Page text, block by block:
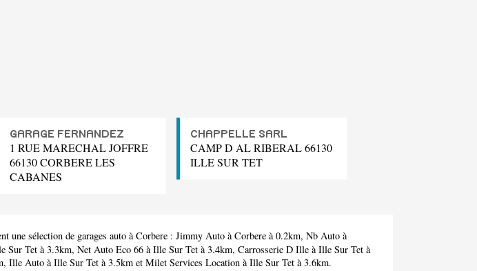
GARAGE FERNANDEZ
1 RUE MARECHAL JOFFRE
66130 CORBERE LES
CABANES
CHAPPELLE SARL
CAMP D AL RIBERAL 66130
ILLE SUR TET
une sélection de garages auto à Corbere : Jimmy Auto à Corbere à 0.2km, Nb Auto à
Sur Tet à 3.3km, Net Auto Eco 66 à Ille Sur Tet à 3.4km, Carrosserie D Ille à Ille Sur Tet à
Ille Auto à Ille Sur Tet à 3.5km et Milet Services Location à Ille Sur Tet à 3.6km.